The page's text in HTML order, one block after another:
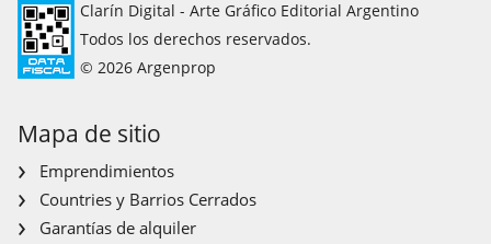
Clarín Digital - Arte Gráfico Editorial Argentino
Todos los derechos reservados.
© 2026 Argenprop
Mapa de sitio
Emprendimientos
Countries y Barrios Cerrados
Garantías de alquiler